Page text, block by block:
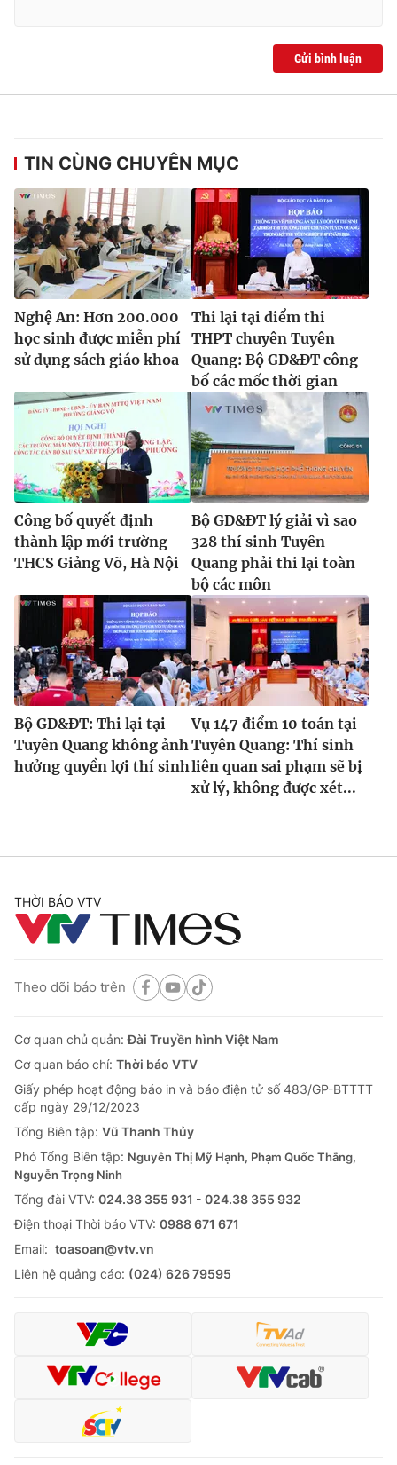
Gửi bình luận
TIN CÙNG CHUYÊN MỤC
Nghệ An: Hơn 200.000
học sinh được miễn phí
sử dụng sách giáo khoa
Thi lại tại điểm thi
THPT chuyên Tuyên
Quang: Bộ GD&ĐT công
bố các mốc thời gian
Công bố quyết định
thành lập mới trường
THCS Giảng Võ, Hà Nội
Bộ GD&ĐT lý giải vì sao
328 thí sinh Tuyên
Quang phải thi lại toàn
bộ các môn
Bộ GD&ĐT: Thi lại tại
Tuyên Quang không ảnh
hưởng quyền lợi thí sinh
Vụ 147 điểm 10 toán tại
Tuyên Quang: Thí sinh
liên quan sai phạm sẽ bị
xử lý, không được xét...
THỜI BÁO VTV
Theo dõi báo trên
Cơ quan chủ quản:Đài Truyền hình Việt Nam
Cơ quan báo chí: Thời báo VTV
Giấy phép hoạt động báo in và báo điện tử số 483/GP-BTTTT
cấp ngày 29/12/2023
Tổng Biên tập: Vũ Thanh Thủy
Phó Tổng Biên tập: Nguyễn Thị Mỹ Hạnh, Phạm Quốc Thắng,
Nguyễn Trọng Ninh
Tổng đài VTV: 024.38 355 931 - 024.38 355 932
Ðiện thoại Thời báo VTV: 0988 671 671
Email: toasoan@vtv.vn
Liên hệ quảng cáo: (024) 626 79595